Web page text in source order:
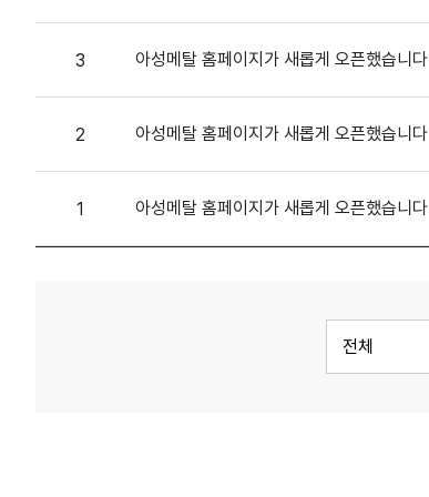
3 아성메탈 홈페이지가 새롭게 오픈했습니다
2 아성메탈 홈페이지가 새롭게 오픈했습니다
1 아성메탈 홈페이지가 새롭게 오픈했습니다